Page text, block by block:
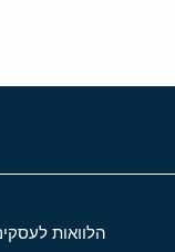
הלוואות